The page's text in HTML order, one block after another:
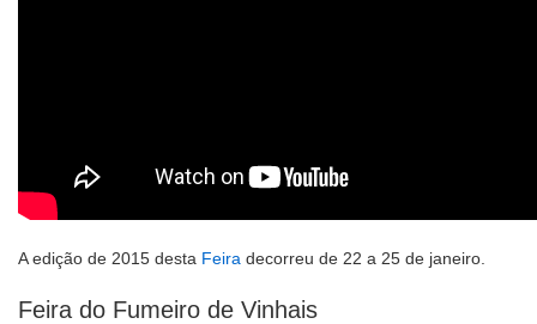
A edição de 2015 desta Feira decorreu de 22 a 25 de janeiro.
Feira do Fumeiro de Vinhais